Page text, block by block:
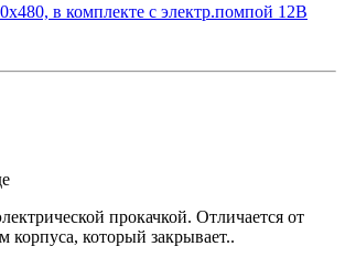
в комплекте с электр.помпой 12В
прокачкой. Отличается от
корпуса, который закрывает..